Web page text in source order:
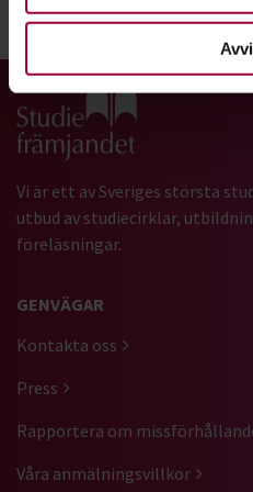
Dela: Facebook
Gå till studiefrämjandets
Vi är ett av Sveriges största
utbud av studiecirklar,
föreläsningar.
GENVÄGAR
Kontakta oss
Press
Rapportera om
Våra anmälningsvillkor